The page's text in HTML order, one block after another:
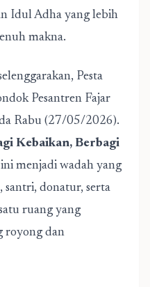
Idul Adha yang lebih
makna.
Pesta
Pesantren Fajar
Rabu (27/05/2026).
Kebaikan, Berbagi
menjadi wadah yang
donatur, serta
ruang yang
royong dan